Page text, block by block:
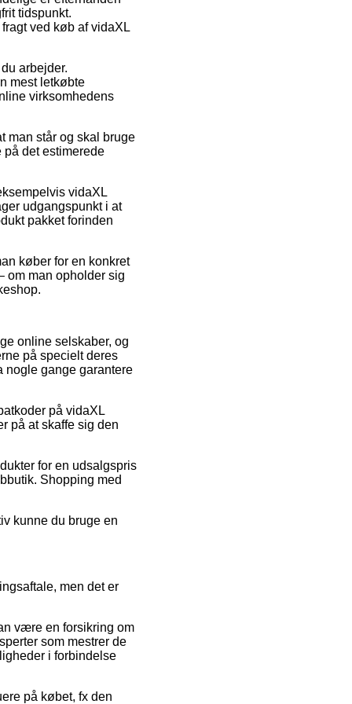
tidspunkt.
ved køb af vidaXL
arbejder.
mest letkøbte
virksomhedens
man står og skal bruge
det estimerede
vidaXL
udgangspunkt i at
pakket forinden
køber for en konkret
om man opholder sig
online selskaber, og
på specielt deres
nogle gange garantere
på vidaXL
på at skaffe sig den
for en udsalgspris
Shopping med
kunne du bruge en
men det er
være en forsikring om
som mestrer de
i forbindelse
på købet, fx den